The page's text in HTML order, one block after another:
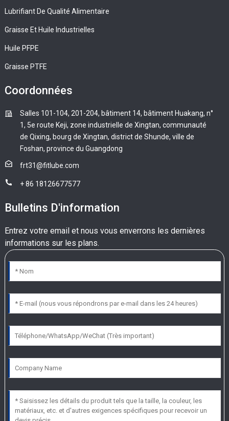
Lubrifiant De Qualité Alimentaire
Graisse Et Huile Industrielles
Huile PFPE
Graisse PTFE
Coordonnées
Salles 101-104, 201-204, bâtiment 14, bâtiment Huakang, n°
1, 5e route Keji, zone industrielle de Xingtan, communauté
de Qixing, bourg de Xingtan, district de Shunde, ville de
Foshan, province du Guangdong
frt31@fitlube.com
+ 86 18126677577
Bulletins D'information
Entrez votre email et nous vous enverrons les dernières
informations sur les plans.